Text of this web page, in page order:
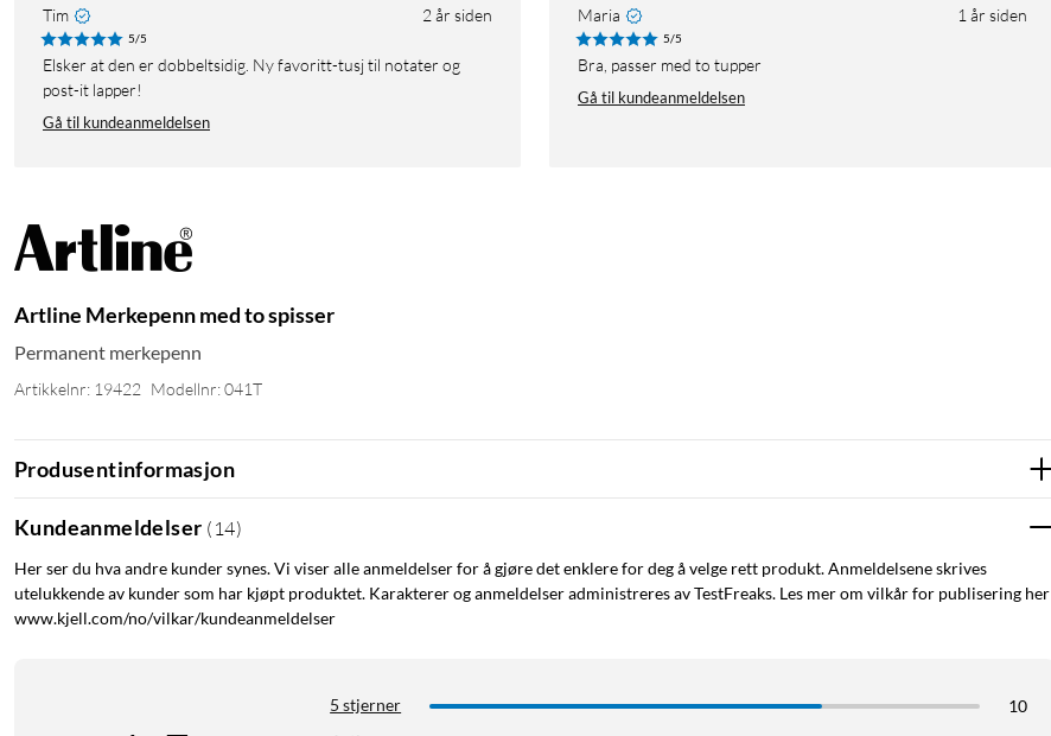
Tim 2 år siden
5/5
Elsker at den er dobbeltsidig. Ny favoritt-tusj til notater og
post-it lapper!
Gå til kundeanmeldelsen
Maria 1 år siden
5/5
Bra, passer med to tupper
Gå til kundeanmeldelsen
Artline Merkepenn med to spisser
Permanent merkepenn
Artikkelnr: 19422 Modellnr: 041T
Produsentinformasjon
Kundeanmeldelser ( 14)
Her ser du hva andre kunder synes. Vi viser alle anmeldelser for å gjøre det enklere for deg å velge rett produkt. Anmeldelsene skrives
utelukkende av kunder som har kjøpt produktet. Karakterer og anmeldelser administreres av TestFreaks. Les mer om vilkår for publisering her
www.kjell.com/no/vilkar/kundeanmeldelser
5 stjerner
10